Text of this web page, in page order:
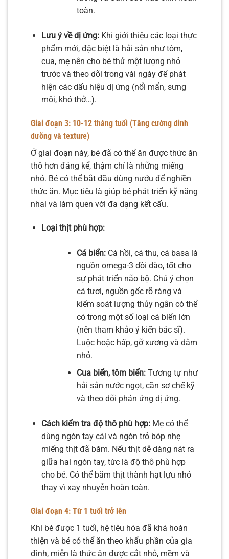
toàn.
Lưu ý về dị ứng:Khi giới thiệu các loại thực
phẩm mới, đặc biệt là hải sản như tôm,
cua, mẹ nên cho bé thử một lượng nhỏ
trước và theo dõi trong vài ngày để phát
hiện các dấu hiệu dị ứng (nổi mẩn, sưng
môi, khó thở…).
Giai đoạn 3: 10-12 tháng tuổi (Tăng cường dinh
dưỡng và texture)
Ở giai đoạn này, bé đã có thể ăn được thức ăn
thô hơn đáng kể, thậm chí là những miếng
nhỏ. Bé có thể bắt đầu dùng nướu để nghiền
thức ăn. Mục tiêu là giúp bé phát triển kỹ năng
nhai và làm quen với đa dạng kết cấu.
Loại thịt phù hợp:
Cá biển:Cá hồi, cá thu, cá basa là
nguồn omega-3 dồi dào, tốt cho
sự phát triển não bộ. Chú ý chọn
cá tươi, nguồn gốc rõ ràng và
kiểm soát lượng thủy ngân có thể
có trong một số loại cá biển lớn
(nên tham khảo ý kiến bác sĩ).
Luộc hoặc hấp, gỡ xương và dằm
nhỏ.
Cua biển, tôm biển:Tương tự như
hải sản nước ngọt, cần sơ chế kỹ
và theo dõi phản ứng dị ứng.
Cách kiểm tra độ thô phù hợp:Mẹ có thể
dùng ngón tay cái và ngón trỏ bóp nhẹ
miếng thịt đã băm. Nếu thịt dễ dàng nát ra
giữa hai ngón tay, tức là độ thô phù hợp
cho bé. Có thể băm thịt thành hạt lựu nhỏ
thay vì xay nhuyễn hoàn toàn.
Giai đoạn 4: Từ 1 tuổi trở lên
Khi bé được 1 tuổi, hệ tiêu hóa đã khá hoàn
thiện và bé có thể ăn theo khẩu phần của gia
đình, miễn là thức ăn được cắt nhỏ, mềm và